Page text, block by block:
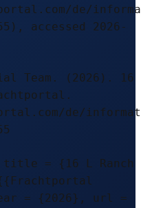
de/
accessed 2026-
Team. (2026). 16
de/
title = {16 L Ranch
= {2026}, url =